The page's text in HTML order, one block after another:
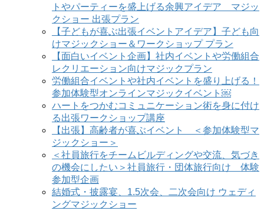
トやパーティーを盛上げる余興アイデア マジッ
クショー 出張プラン
【子どもが喜ぶ出張イベントアイデア】子ども向
けマジックショー＆ワークショップ プラン
【面白いイベント企画】社内イベントや労働組合
レクリエーション向けマジックプラン
労働組合イベントや社内イベントを盛り上げる！
参加体験型オンラインマジックイベント￼
ハートをつかむコミュニケーション術を身に付け
る出張ワークショップ講座
【出張】高齢者が喜ぶイベント ＜参加体験型マ
ジックショー＞
＜社員旅行をチームビルディングや交流、気づき
の機会にしたい＞社員旅行・団体旅行向け 体験
参加型企画
結婚式・披露宴、1.5次会、二次会向け ウェディ
ングマジックショー